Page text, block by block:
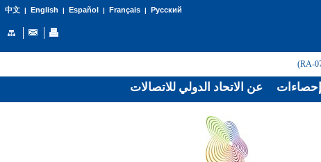
中文| English | Español | Français| Русский
عن الاتحاد الدولي للاتصالات إحصاءات